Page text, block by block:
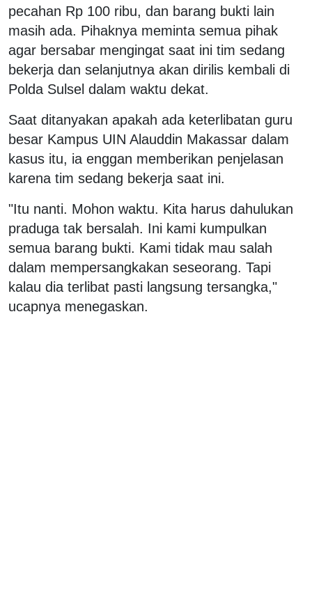
pecahan Rp 100 ribu, dan barang bukti lain
masih ada. Pihaknya meminta semua pihak
agar bersabar mengingat saat ini tim sedang
bekerja dan selanjutnya akan dirilis kembali di
Polda Sulsel dalam waktu dekat.
Saat ditanyakan apakah ada keterlibatan guru
besar Kampus UIN Alauddin Makassar dalam
kasus itu, ia enggan memberikan penjelasan
karena tim sedang bekerja saat ini.
"Itu nanti. Mohon waktu. Kita harus dahulukan
praduga tak bersalah. Ini kami kumpulkan
semua barang bukti. Kami tidak mau salah
dalam mempersangkakan seseorang. Tapi
kalau dia terlibat pasti langsung tersangka,"
ucapnya menegaskan.